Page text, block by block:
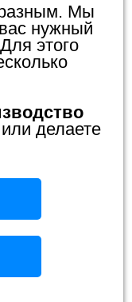
Мы
нужный
этого
или делаете